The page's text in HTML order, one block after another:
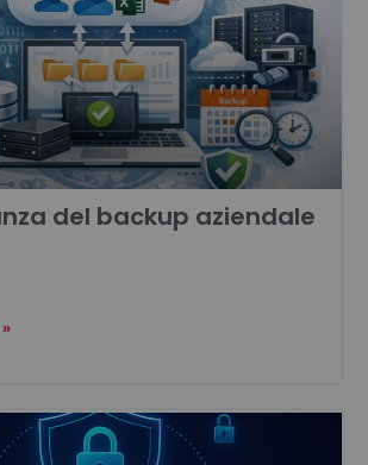
del backup aziendale